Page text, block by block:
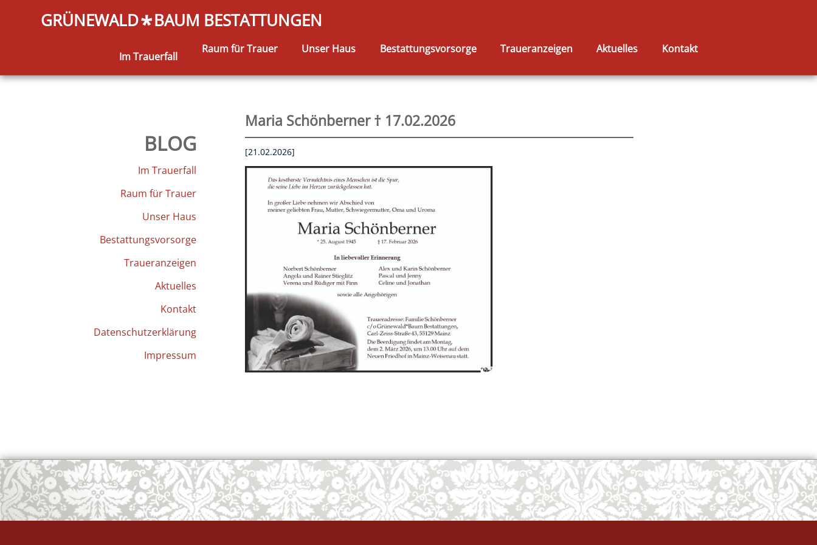
OK
European Commission | Cookies Policy
powered by WPCookiePro
GRÜNEWALD*BAUM BESTATTUNGEN
Im Trauerfall
Raum für Trauer Unser Haus Bestattungsvorsorge Traueranzeigen Aktuelles Kontakt
BLOG
Im Trauerfall
Raum für Trauer
Unser Haus
Bestattungsvorsorge
Traueranzeigen
Aktuelles
Kontakt
Datenschutzerklärung
Impressum
Maria Schönberner † 17.02.2026
[21.02.2026]